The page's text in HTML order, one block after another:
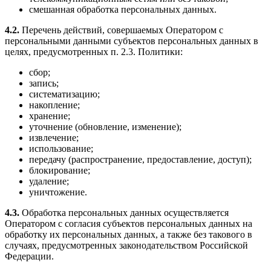
смешанная обработка персональных данных.
4.2. Перечень действий, совершаемых Оператором с
персональными данными субъектов персональных данных в
целях, предусмотренных п. 2.3. Политики:
сбор;
запись;
систематизацию;
накопление;
хранение;
уточнение (обновление, изменение);
извлечение;
использование;
передачу (распространение, предоставление, доступ);
блокирование;
удаление;
уничтожение.
4.3. Обработка персональных данных осуществляется
Оператором с согласия субъектов персональных данных на
обработку их персональных данных, а также без такового в
случаях, предусмотренных законодательством Российской
Федерации.